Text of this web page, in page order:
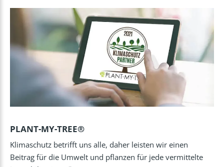
PLANT-MY-TREE®
Klimaschutz betrifft uns alle, daher leisten wir einen
Beitrag für die Umwelt und pflanzen für jede vermittelte